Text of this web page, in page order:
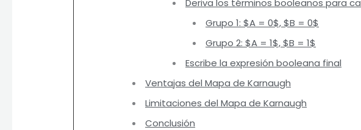
Deriva los términos booleanos para
Grupo 1: $A = 0$, $B = 0$
Grupo 2: $A = 1$, $B = 1$
Escribe la expresión booleana final
Ventajas del Mapa de Karnaugh
Limitaciones del Mapa de Karnaugh
Conclusión